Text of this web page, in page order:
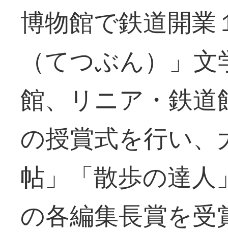
博物館で鉄道開業
（てつぶん）」
館、リニア・鉄道
の授賞式を行い
帖」「散歩の達
の各編集長賞を